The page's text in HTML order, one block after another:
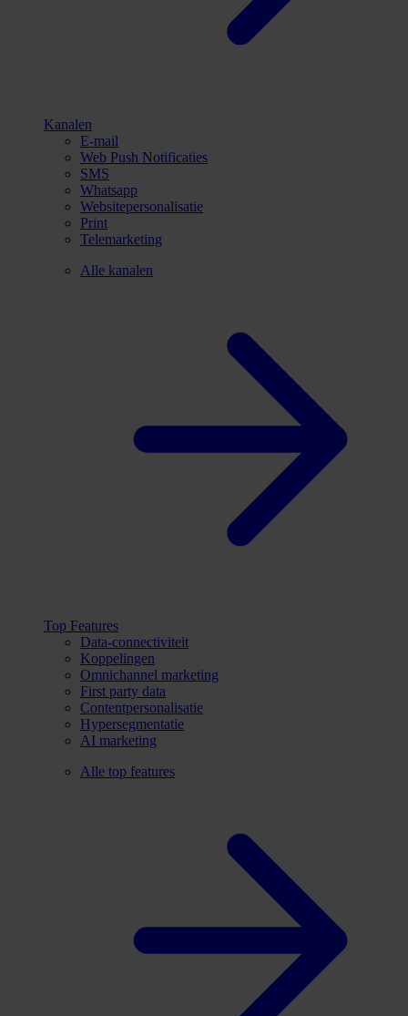
Kanalen
E-mail
Web Push Notificaties
SMS
Whatsapp
Websitepersonalisatie
Print
Telemarketing
Alle kanalen
Top Features
Data-connectiviteit
Koppelingen
Omnichannel marketing
First party data
Contentpersonalisatie
Hypersegmentatie
AI marketing
Alle top features